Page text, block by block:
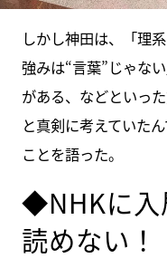
しかし神田は、「理
強みは“言葉”じゃな
がある、などといっ
と真剣に考えていた
ことを語った。
◆NHKに
読めない！